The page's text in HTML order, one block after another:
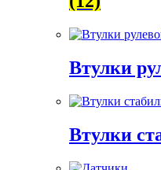
Втулки
Втулки